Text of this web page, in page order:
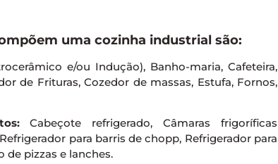
uma cozinha industrial são:
e/ou Indução), Banho-maria, Cafeteira,
de Frituras, Cozedor de massas, Estufa, Fornos,
Cabeçote refrigerado, Câmaras frigoríficas
para barris de chopp, Refrigerador para
de pizzas e lanches.